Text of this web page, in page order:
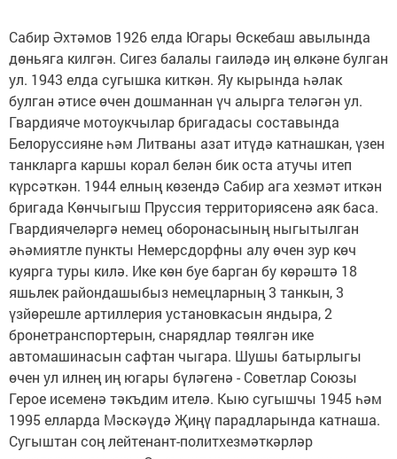
Сабир Әхтәмов 1926 елда Югары Өскебаш авылында
дөньяга килгән. Сигез балалы гаиләдә иң өлкәне булган
ул. 1943 елда сугышка киткән. Яу кырында һәлак
булган әтисе өчен дошманнан үч алырга теләгән ул.
Гвардияче мотоукчылар бригадасы составында
Белоруссияне һәм Литваны азат итүдә катнашкан, үзен
танкларга каршы корал белән бик оста атучы итеп
күрсәткән. 1944 елның көзендә Сабир ага хезмәт иткән
бригада Көнчыгыш Пруссия территориясенә аяк баса.
Гвардиячеләргә немец оборонасының ныгытылган
әһәмиятле пункты Немерсдорфны алу өчен зур көч
куярга туры килә. Ике көн буе барган бу көрәштә 18
яшьлек райондашыбыз немецларның 3 танкын, 3
үзйөрешле артиллерия установкасын яндыра, 2
бронетранспортерын, снарядлар төялгән ике
автомашинасын сафтан чыгара. Шушы батырлыгы
өчен ул илнең иң югары бүләгенә - Советлар Союзы
Герое исеменә тәкъдим ителә. Кыю сугышчы 1945 һәм
1995 елларда Мәскәүдә Җиңү парадларында катнаша.
Сугыштан соң лейтенант-политхезмәткәрләр